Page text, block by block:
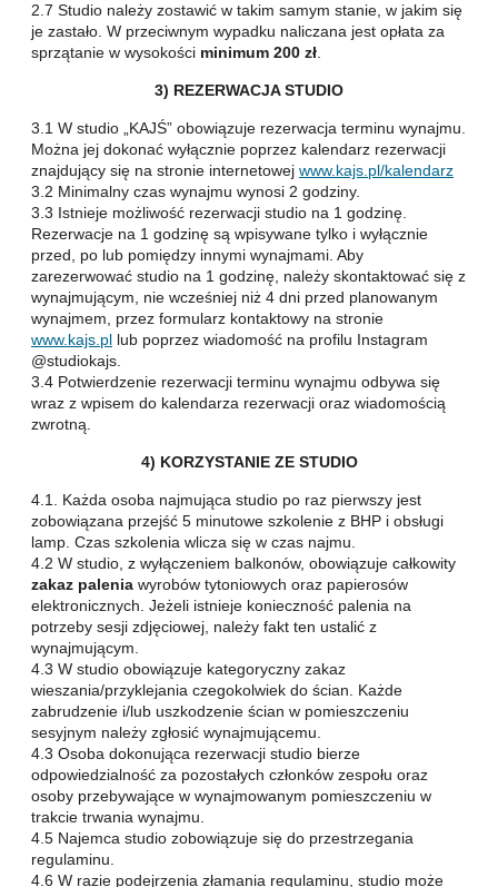
2.7 Studio należy zostawić w takim samym stanie, w jakim się
je zastało. W przeciwnym wypadku naliczana jest opłata za
sprzątanie w wysokości minimum 200 zł
3) REZERWACJA STUDIO
3.1 W studio „KAJŚ” obowiązuje rezerwacja terminu wynajmu.
Można jej dokonać wyłącznie poprzez kalendarz rezerwacji
znajdujący się na stronie internetowej www.kajs.pl/kalendarz
3.2 Minimalny czas wynajmu wynosi 2 godziny.
3.3 Istnieje możliwość rezerwacji studio na 1 godzinę.
Rezerwacje na 1 godzinę są wpisywane tylko i wyłącznie
przed, po lub pomiędzy innymi wynajmami. Aby
zarezerwować studio na 1 godzinę, należy skontaktować się z
wynajmującym, nie wcześniej niż 4 dni przed planowanym
wynajmem, przez formularz kontaktowy na stronie
www.kajs.pl lub poprzez wiadomość na profilu Instagram
@studiokajs.
3.4 Potwierdzenie rezerwacji terminu wynajmu odbywa się
wraz z wpisem do kalendarza rezerwacji oraz wiadomością
zwrotną.
4) KORZYSTANIE ZE STUDIO
4.1. Każda osoba najmująca studio po raz pierwszy jest
zobowiązana przejść 5 minutowe szkolenie z BHP i obsługi
lamp. Czas szkolenia wlicza się w czas najmu.
4.2 W studio, z wyłączeniem balkonów, obowiązuje całkowity
zakaz palenia wyrobów tytoniowych oraz papierosów
elektronicznych. Jeżeli istnieje konieczność palenia na
potrzeby sesji zdjęciowej, należy fakt ten ustalić z
wynajmującym.
4.3 W studio obowiązuje kategoryczny zakaz
wieszania/przyklejania czegokolwiek do ścian. Każde
zabrudzenie i/lub uszkodzenie ścian w pomieszczeniu
sesyjnym należy zgłosić wynajmującemu.
4.3 Osoba dokonująca rezerwacji studio bierze
odpowiedzialność za pozostałych członków zespołu oraz
osoby przebywające w wynajmowanym pomieszczeniu w
trakcie trwania wynajmu.
4.5 Najemca studio zobowiązuje się do przestrzegania
regulaminu.
4.6 W razie podejrzenia złamania regulaminu, studio może